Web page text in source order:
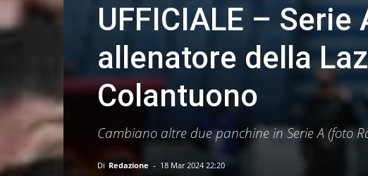
UFFICIALE –
allenatore della
Colantuono
Cambiano altre due panchine in Serie A (foto
Di Redazione - 18 Mar 2024 22:20